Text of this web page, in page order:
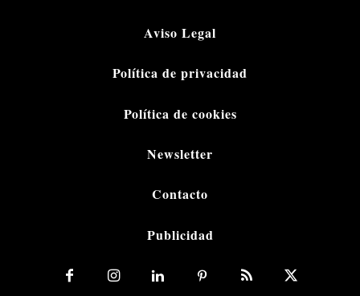
Aviso Legal
Política de privacidad
Política de cookies
Newsletter
Contacto
Publicidad